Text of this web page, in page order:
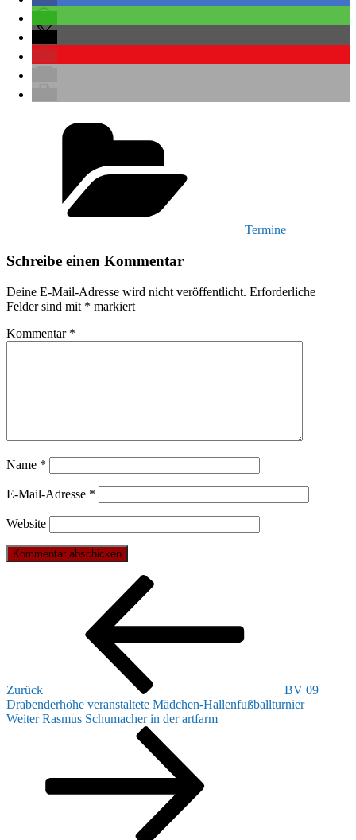
Termine
Schreibe einen Kommentar
Deine E-Mail-Adresse wird nicht veröffentlicht. Erforderliche
Felder sind mit * markiert
Kommentar *
Name *
E-Mail-Adresse *
Website
Beitragsnavigation
Zurück
BV 09
Drabenderhöhe veranstaltete Mädchen-Hallenfußballturnier
Nächster
Weiter Rasmus Schumacher in der artfarm